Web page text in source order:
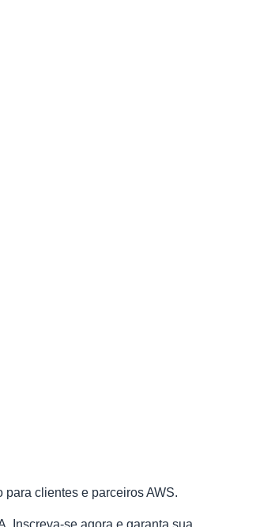
clientes e parceiros AWS.
Inscreva-se agora e garanta sua